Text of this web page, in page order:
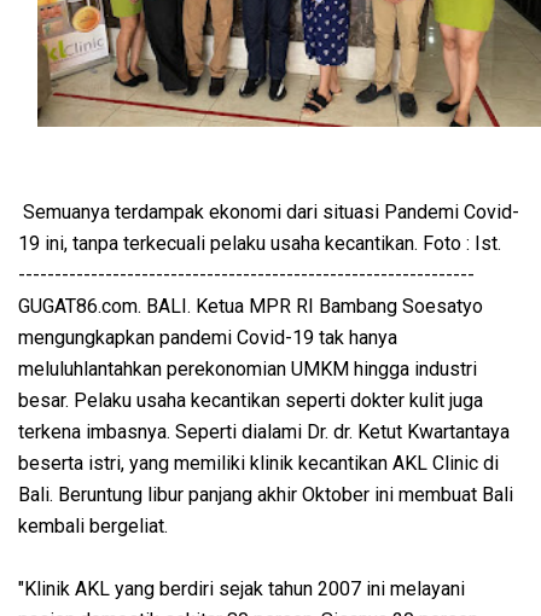
Semuanya terdampak ekonomi dari situasi Pandemi Covid-
19 ini, tanpa terkecuali pelaku usaha kecantikan. Foto : Ist.
---------------------------------------------------------------
GUGAT86.com. BALI. Ketua MPR RI Bambang Soesatyo
mengungkapkan pandemi Covid-19 tak hanya
meluluhlantahkan perekonomian UMKM hingga industri
besar. Pelaku usaha kecantikan seperti dokter kulit juga
terkena imbasnya. Seperti dialami Dr. dr. Ketut Kwartantaya
beserta istri, yang memiliki klinik kecantikan AKL Clinic di
Bali. Beruntung libur panjang akhir Oktober ini membuat Bali
kembali bergeliat.
"Klinik AKL yang berdiri sejak tahun 2007 ini melayani